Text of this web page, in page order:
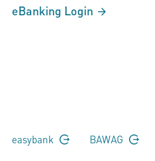
eBanking Login
easybank BAWAG